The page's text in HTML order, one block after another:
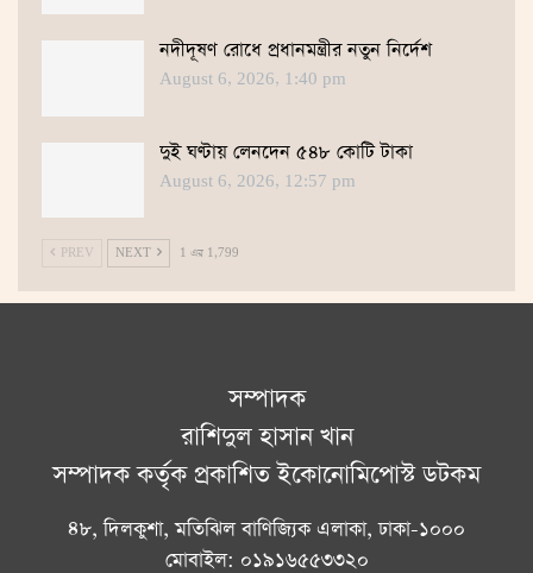
নদীদূষণ রোধে প্রধানমন্ত্রীর নতুন নির্দেশ
August 6, 2026, 1:40 pm
দুই ঘণ্টায় লেনদেন ৫৪৮ কোটি টাকা
August 6, 2026, 12:57 pm
PREV NEXT 1 এর 1,799
সম্পাদক
রাশিদুল হাসান খান
সম্পাদক কর্তৃক প্রকাশিত ইকোনোমিপোস্ট ডটকম
৪৮, দিলকুশা, মতিঝিল বাণিজ্যিক এলাকা, ঢাকা-১০০০
মোবাইল: ০১৯১৬৫৫৩৩২০